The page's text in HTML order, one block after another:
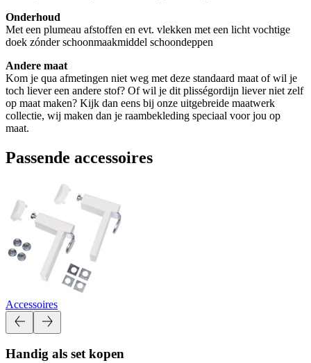
Onderhoud
Met een plumeau afstoffen en evt. vlekken met een licht vochtige
doek zónder schoonmaakmiddel schoondeppen
Andere maat
Kom je qua afmetingen niet weg met deze standaard maat of wil je
toch liever een andere stof? Of wil je dit plisségordijn liever niet zelf
op maat maken? Kijk dan eens bij onze uitgebreide maatwerk
collectie, wij maken dan je raambekleding speciaal voor jou op
maat.
Passende accessoires
Accessoires
Handig als set kopen